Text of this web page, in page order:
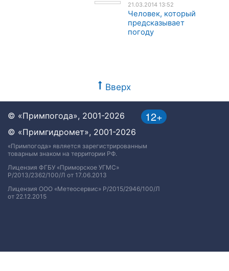
21.03.2014 13:52
Человек, который
предсказывает
погоду
Вверх
12+
© «Примпогода», 2001-2026
© «Примгидромет», 2001-2026
«Примпогода» является зарегистрированным
товарным знаком на территории РФ.
Лицензия ФГБУ «Приморское УГМС»
Р/2013/2362/100/Л от 17.06.2013
Лицензия ООО «Метеосервис» Р/2015/2946/100/Л
от 22.12.2015